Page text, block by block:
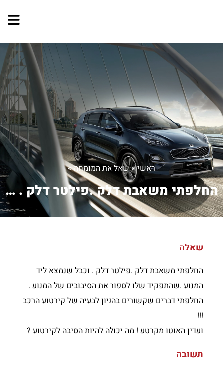
ראשי»שאל את המומחה»
החלפתי משאבת דלק .פילטר דלק . וכבל שנ...
שאלה
החלפתי משאבת דלק .פילטר דלק . וכבל שנמצא ליד
המנוע .שהתפקיד שלו לספור את הסיבובים של המנוע .
החלפתי דברים שקשורים בהגיון לבעיה של קירטוע הרכב
!!!
ועדין האוטו מקרטע ! מה יכולה להיות הסיבה לקירטוע ?
תשובה